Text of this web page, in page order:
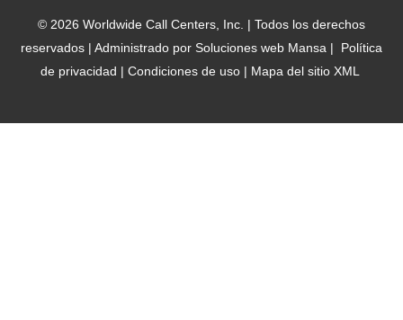
o
o
k
e
r
d
i
n
m
a
r
d
© 2026 Worldwide Call Centers, Inc. | Todos los derechos
reservados | Administrado por Soluciones web Mansa |
Política
de privacidad | Condiciones de uso| Mapa del sitio XML